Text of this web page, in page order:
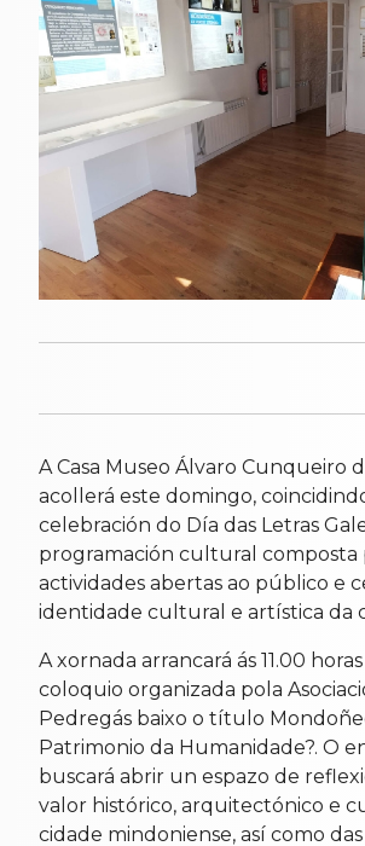
A Casa Museo Álvaro Cunqueiro
acollerá este domingo,
celebración do Día das Letras
programación cultural composta
actividades abertas ao público e
identidade cultural e artística da
A xornada arrancará ás 11.00
coloquio organizada pola
Pedregás baixo o título
Patrimonio da Humanidade?. O
buscará abrir un espazo de
valor histórico, arquitectónico e
cidade mindoniense, así como